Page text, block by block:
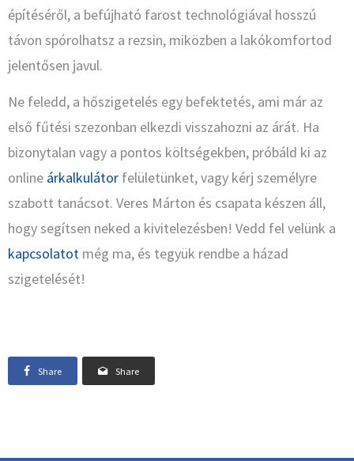
építéséről, a befújható farost technológiával hosszú
távon spórolhatsz a rezsin, miközben a lakókomfortod
jelentősen javul.
Ne feledd, a hőszigetelés egy befektetés, ami már az
első fűtési szezonban elkezdi visszahozni az árát. Ha
bizonytalan vagy a pontos költségekben, próbáld ki az
online árkalkulátor felületünket, vagy kérj személyre
szabott tanácsot. Veres Márton és csapata készen áll,
hogy segítsen neked a kivitelezésben! Vedd fel velünk a
kapcsolatot még ma, és tegyük rendbe a házad
szigetelését!
Share Share